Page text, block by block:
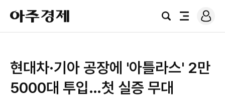
아
주
경
검
전
로
그
현대차·기아 공장에 '아틀라스' 2만
5000대 투입…첫 실증 무대